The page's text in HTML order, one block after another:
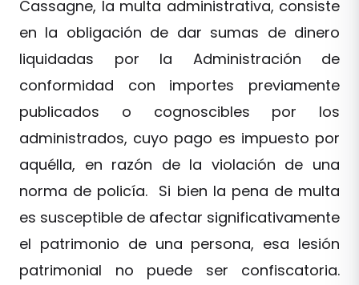
Cassagne, la multa administrativa, consiste
en la obligación de dar sumas de dinero
liquidadas por la Administración de
conformidad con importes previamente
publicados o cognoscibles por los
administrados, cuyo pago es impuesto por
aquélla, en razón de la violación de una
norma de policía. Si bien la pena de multa
es susceptible de afectar significativamente
el patrimonio de una persona, esa lesión
patrimonial no puede ser confiscatoria.